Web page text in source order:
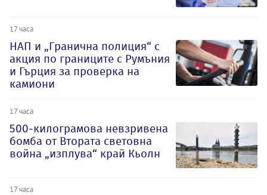
17 часа
НАП и „Гранична полиция“ с
акция по границите с Румъния
и Гърция за проверка на
камиони
17 часа
500-килограмова невзривена
бомба от Втората световна
война „изплува“ край Кьолн
17 часа